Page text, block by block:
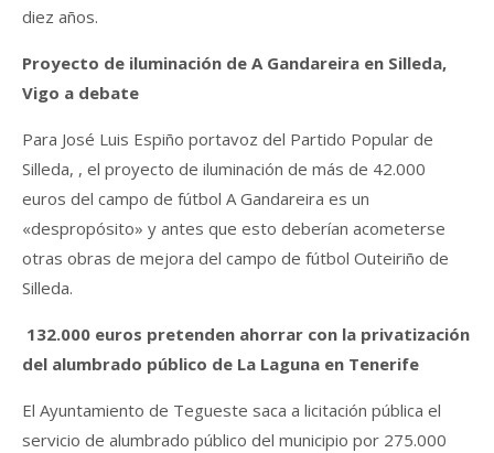
diez años.
Proyecto de iluminación de A Gandareira en Silleda,
Vigo a debate
Para José Luis Espiño portavoz del Partido Popular de
Silleda, , el proyecto de iluminación de más de 42.000
euros del campo de fútbol A Gandareira es un
«despropósito» y antes que esto deberían acometerse
otras obras de mejora del campo de fútbol Outeiriño de
Silleda.
132.000 euros pretenden ahorrar con la privatización
del alumbrado público de La Laguna en Tenerife
El Ayuntamiento de Tegueste saca a licitación pública el
servicio de alumbrado público del municipio por 275.000